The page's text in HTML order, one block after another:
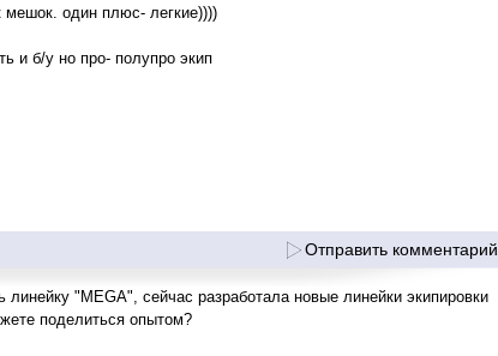
один плюс- легкие))))
и б/у но про- полупро экип
Отправить комментарий
"MEGA", сейчас разработала новые линейки экипировки
поделиться опытом?